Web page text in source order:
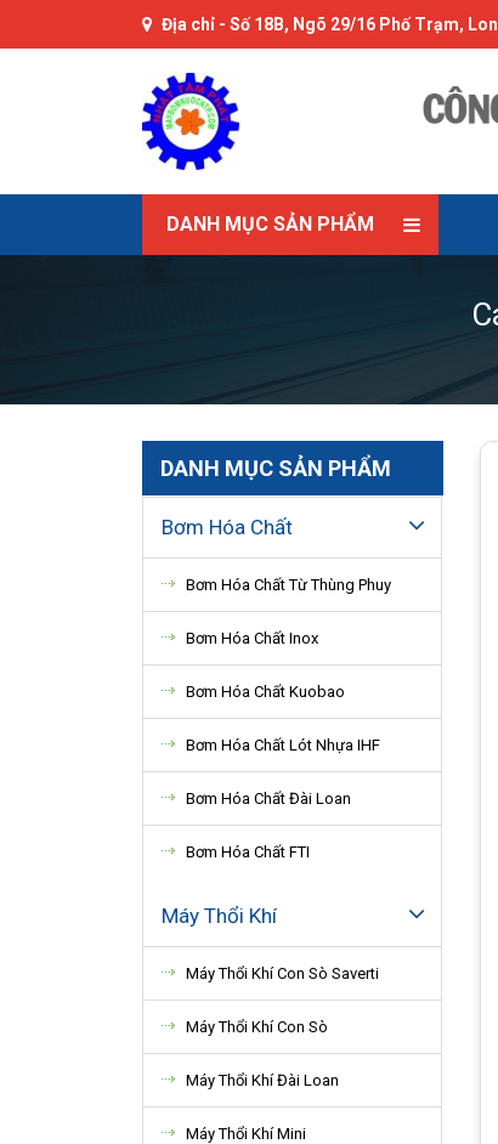
Địa chỉ - Số 18B, Ngõ 29/16 Phố Trạm,
DANH MỤC SẢN PHẨM
DANH MỤC SẢN PHẨM
Bơm Hóa Chất
Bơm Hóa Chất Từ Thùng Phuy
Bơm Hóa Chất Inox
Bơm Hóa Chất Kuobao
Bơm Hóa Chất Lót Nhựa IHF
Bơm Hóa Chất Đài Loan
Bơm Hóa Chất FTI
Máy Thổi Khí
Máy Thổi Khí Con Sò Saverti
Máy Thổi Khí Con Sò
Máy Thổi Khí Đài Loan
Máy Thổi Khí Mini